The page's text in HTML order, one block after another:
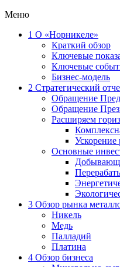
Меню
1 О «Норникеле»
Краткий обзор
Ключевые
Ключевые
Бизнес-модель
2 Стратегический
Обращение
Обращение
Расширяем
Ускорение
Основные
3 Обзор рынка
Никель
Медь
Палладий
Платина
4 Обзор бизнеса